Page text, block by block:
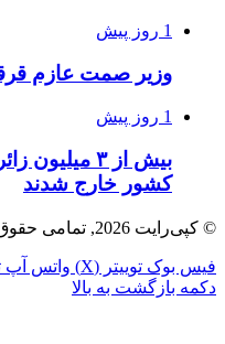
1 روز پیش
وزیر صمت عازم
1 روز پیش
بیش از ۳
کشور خارج شدند
© کپی‌رایت 2026, تمامی حقوق متعلق است به |
فیس بوک توییتر (X) واتس آپ
دکمه بازگشت به بالا